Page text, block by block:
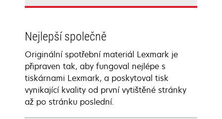
Nejlepší společně
Originální spotřební materiál Lexmark je
připraven tak, aby fungoval nejlépe s
tiskárnami Lexmark, a poskytoval tisk
vynikající kvality od první vytištěné stránky
až po stránku poslední.